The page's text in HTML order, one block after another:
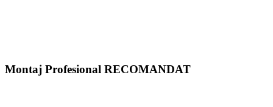
Montaj Profesional RECOMANDAT